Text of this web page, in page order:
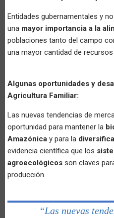
Entidades gubernamentales y
una mayor importancia a la
poblaciones tanto del campo
una mayor cantidad de
Algunas oportunidades y
Agricultura Familiar:
Las nuevas tendencias de
oportunidad para mantener la
Amazónica y para la
evidencia científica que los
agroecológicos son claves
producción.
“Las nuevas